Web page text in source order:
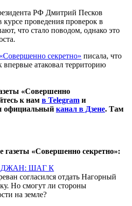
РФ Дмитрий Песков
курсе проведения проверок в
что стало поводом, однако это
«Совершенно секретно» писала, что
атаковал территорию
«Совершенно
к нам в Telegram и
официальный канал в Дзене. Там
газеты «Совершенно секретно»:
ШАГ К
согласился отдать Нагорный
Но смогут ли стороны
на земле?